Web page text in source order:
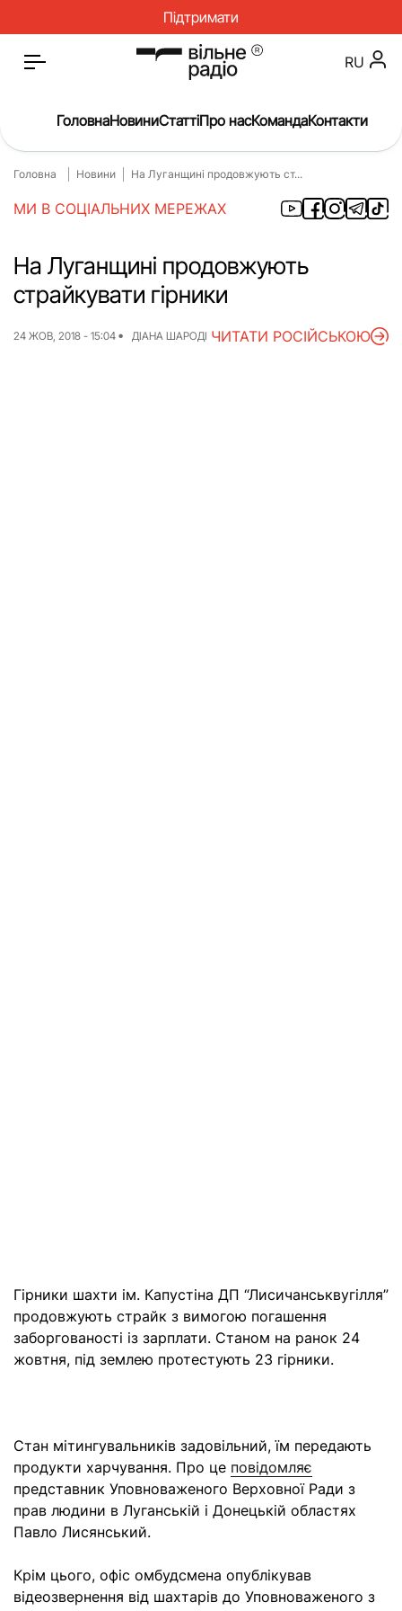
Підтримати
Головна
Новини
Окупація
Про нас
Війна
Гроші
Освіта
Інструкції
Медицина
RU
ГоловнаНовиниСтаттіПро насКомандаКонтакти
Головна Новини На Луганщині продовжують ст...
МИ В СОЦІАЛЬНИХ МЕРЕЖАХ
На Луганщині продовжують
страйкувати гірники
24 ЖОВ, 2018 - 15:04 ДІАНА ШАРОДІ ЧИТАТИ РОСІЙСЬКОЮ
Гірники шахти ім. Капустіна ДП “Лисичанськвугілля”
продовжують страйк з вимогою погашення
заборгованості із зарплати. Станом на ранок 24
жовтня, під землею протестують 23 гірники.
Стан мітингувальників задовільний, їм передають
продукти харчування. Про це повідомляє
представник Уповноваженого Верховної Ради з
прав людини в Луганській і Донецькій областях
Павло Лисянський.
Крім цього, офіс омбудсмена опублікував
відеозвернення від шахтарів до Уповноваженого з